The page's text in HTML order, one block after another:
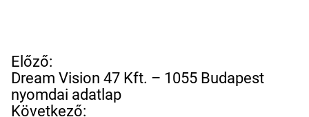
B
e
j
e
Előző:
Dream Vision 47 Kft. – 1055 Budapest
nyomdai adatlap
Következő: